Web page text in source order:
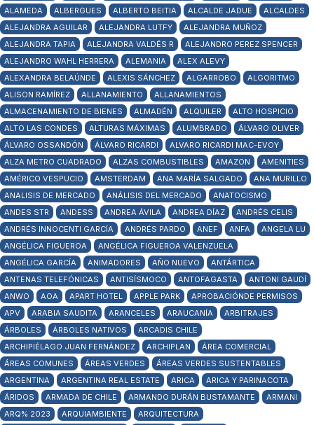
ALAMEDA
ALBERGUES ALBERTO BEITIA ALCALDE JADUE
ALCALDES
ALEJANDRA AGUILAR
ALEJANDRA LUTFY
ALEJANDRA MUÑOZ
ALEJANDRA TAPIA
ALEJANDRA VALDÉS R
ALEJANDRO PEREZ SPENCER
ALEJANDRO WAHL HERRERA
ALEMANIA
ALEX ALEVY
ALEXANDRA BELAÚNDE
ALEXIS SÁNCHEZ ALGARROBO
ALGORITMO
ALISON RAMÍREZ
ALLANAMIENTO
ALLANAMIENTOS
ALMACENAMIENTO DE BIENES
ALMADÉN ALQUILER
ALTO HOSPICIO
ALTO LAS CONDES
ALTURAS MÁXIMAS ALUMBRADO
ÁLVARO OLIVER
ÁLVARO OSSANDÓN
ÁLVARO RICARDI
ALVARO RICARDI MAC-EVOY
ALZA METRO CUADRADO
ALZAS COMBUSTIBLES AMAZON
AMENITIES
AMÉRICO VESPUCIO
AMSTERDAM ANA MARÍA SALGADO
ANA MURILLO
ANALISIS DE MERCADO
ANÁLISIS DEL MERCADO
ANATOCISMO
ANDES STR
ANDESS ANDREA ÁVILA ANDREA DÍAZ
ANDRÉS CELIS
ANDRÉS INNOCENTI GARCÍA
ANDRÉS PARDO ANEF ANFA
ANGELA LU
ANGÉLICA FIGUEROA
ANGÉLICA FIGUEROA VALENZUELA
ANGÉLICA GARCÍA
ANIMADORES AÑO NUEVO
ANTÁRTICA
ANTENAS TELEFÓNICAS
ANTISÍSMOCO ANTOFAGASTA
ANTONI GAUDÍ
ANWO
AOA APART HOTEL APPLE PARK
APROBACIÓNDE PERMISOS
APV
ARABIA SAUDITA ARANCELES ARAUCANÍA
ARBITRAJES
ÁRBOLES
ÁRBOLES NATIVOS
ARCADIS CHILE
ARCHIPIÉLAGO JUAN FERNÁNDEZ
ARCHIPLAN
ÁREA COMERCIAL
ÁREAS COMUNES
ÁREAS VERDES
ÁREAS VERDES SUSTENTABLES
ARGENTINA
ARGENTINA REAL ESTATE ARICA
ARICA Y PARINACOTA
ÁRIDOS
ARMADA DE CHILE ARMANDO DURÁN BUSTAMANTE
ARMANI
ARQ% 2023
ARQUIAMBIENTE ARQUITECTURA